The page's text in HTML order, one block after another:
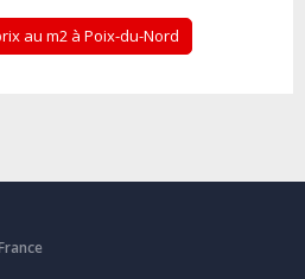
au m2 à Poix-du-Nord